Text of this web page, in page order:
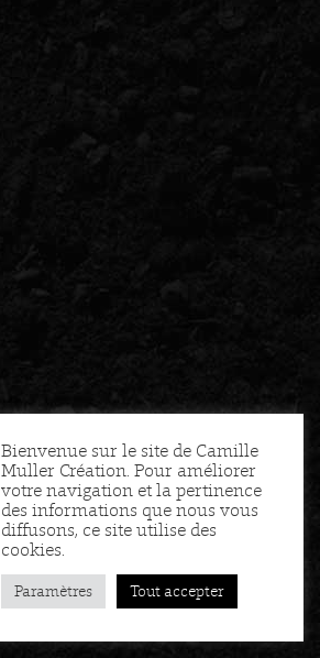
Bienvenue sur le site de Camille
Muller Création. Pour améliorer
votre navigation et la pertinence
des informations que nous vous
diffusons, ce site utilise des
cookies.
Paramètres Tout accepter